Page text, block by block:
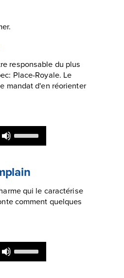
responsable du plus
Place-Royale. Le
mandat d'en réorienter
Up/Down
Arrow
increase
decrease
volume.
qui le caractérise
comment quelques
Up/Down
Arrow